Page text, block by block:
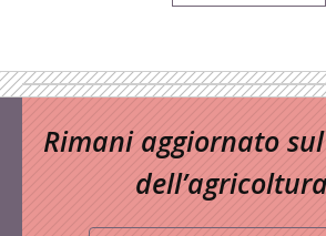
Rimani aggiornato
dell’agricoltura